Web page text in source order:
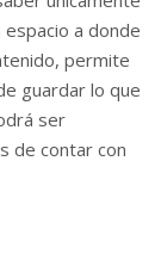
a donde
permite
guardar lo que
ser
de contar con